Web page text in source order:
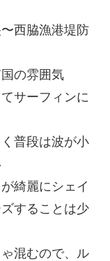
西脇漁港堤防
の雰囲気
サーフィンに
普段は波が小
綺麗にシェイ
することは少
混むので、ル